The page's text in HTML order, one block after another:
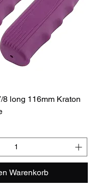
8 long 116mm Kraton
Warenkorb